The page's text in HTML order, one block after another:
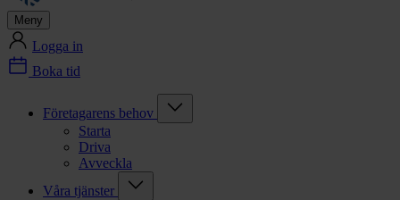
Meny
Logga in
Boka tid
Företagarens behov
Starta
Driva
Avveckla
Våra tjänster